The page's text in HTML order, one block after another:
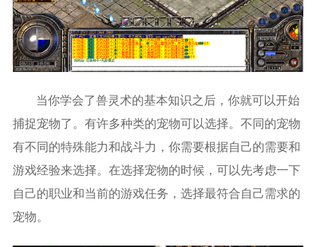
当你学会了兽灵术的基本知识之后，你就可以开始
捕捉宠物了。有许多种类的宠物可以选择。不同的宠物
有不同的特殊能力和战斗力，你需要根据自己的需要和
游戏经验来选择。在选择宠物的时候，可以先考虑一下
自己的职业和当前的游戏任务，选择最符合自己需求的
宠物。